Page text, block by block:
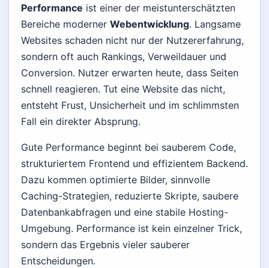
Performance ist einer der meistunterschätzten
Bereiche moderner Webentwicklung. Langsame
Websites schaden nicht nur der Nutzererfahrung,
sondern oft auch Rankings, Verweildauer und
Conversion. Nutzer erwarten heute, dass Seiten
schnell reagieren. Tut eine Website das nicht,
entsteht Frust, Unsicherheit und im schlimmsten
Fall ein direkter Absprung.
Gute Performance beginnt bei sauberem Code,
strukturiertem Frontend und effizientem Backend.
Dazu kommen optimierte Bilder, sinnvolle
Caching-Strategien, reduzierte Skripte, saubere
Datenbankabfragen und eine stabile Hosting-
Umgebung. Performance ist kein einzelner Trick,
sondern das Ergebnis vieler sauberer
Entscheidungen.